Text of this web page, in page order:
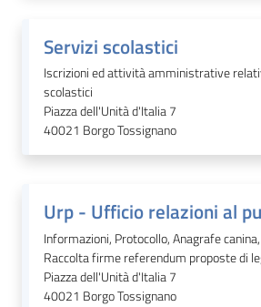
Servizi scolastici
Iscrizioni ed attività amministrative
scolastici
Piazza dell'Unità d'Italia 7
40021 Borgo Tossignano
Urp - Ufficio relazioni al
Informazioni, Protocollo, Anagrafe
Raccolta firme referendum proposte di
Piazza dell'Unità d'Italia 7
40021 Borgo Tossignano